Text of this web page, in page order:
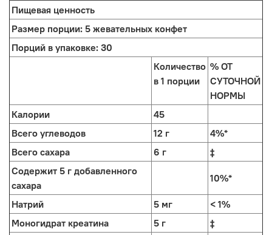
Пищевая ценность
Размер порции: 5 жевательных конфет
Порций в упаковке: 30
Количество
в 1 порции
% ОТ
СУТОЧНОЙ
НОРМЫ
Калории
45
Всего углеводов
12 г
4%*
Всего сахара
6 г
‡
Содержит 5 г добавленного
сахара
10%*
Натрий 5 мг
< 1%
Моногидрат креатина
5 г
‡